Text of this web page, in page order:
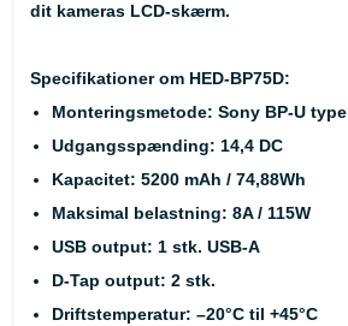
dit kameras LCD-skærm.
Specifikationer om HED-BP75D:
Monteringsmetode: Sony BP-U type
Udgangsspænding: 14,4 DC
Kapacitet: 5200 mAh / 74,88Wh
Maksimal belastning: 8A / 115W
USB output: 1 stk. USB-A
D-Tap output: 2 stk.
Driftstemperatur: –20°C til +45°C